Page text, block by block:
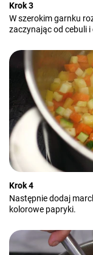
Krok 3
W szerokim garnku
zaczynając od cebuli i
Krok 4
Następnie dodaj
kolorowe papryki.